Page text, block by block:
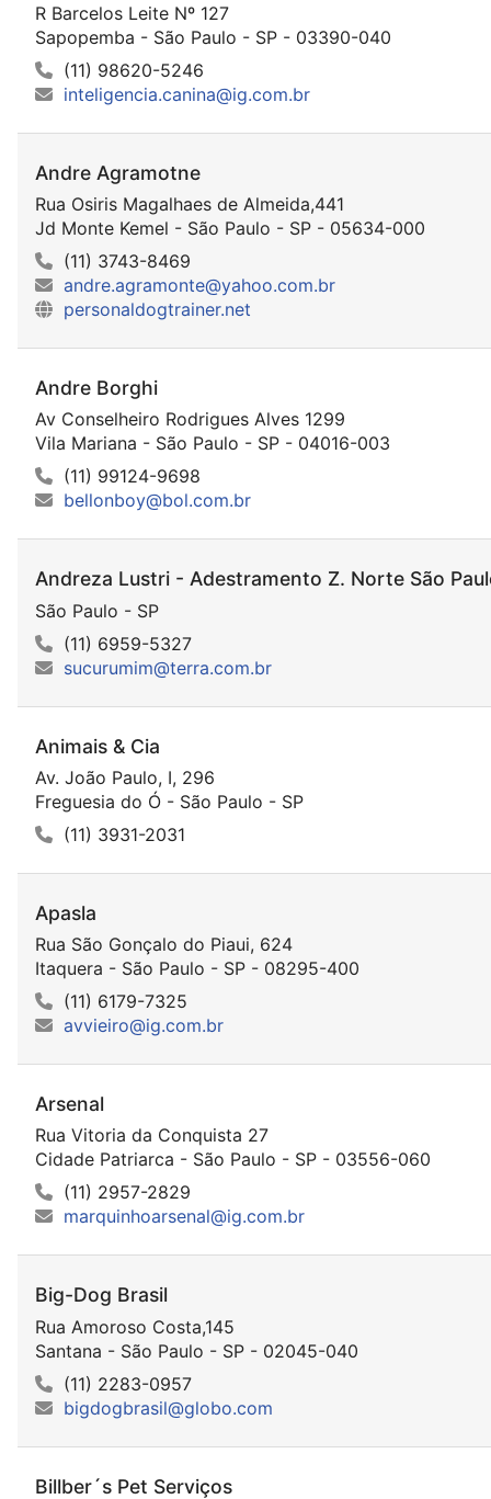
R Barcelos Leite Nº 127
Sapopemba - São Paulo - SP - 03390-040
(11) 98620-5246
inteligencia.canina@ig.com.br
Andre Agramotne
Rua Osiris Magalhaes de Almeida,441
Jd Monte Kemel - São Paulo - SP - 05634-000
(11) 3743-8469
andre.agramonte@yahoo.com.br
personaldogtrainer.net
Andre Borghi
Av Conselheiro Rodrigues Alves 1299
Vila Mariana - São Paulo - SP - 04016-003
(11) 99124-9698
bellonboy@bol.com.br
Andreza Lustri - Adestramento Z. Norte São
São Paulo - SP
(11) 6959-5327
sucurumim@terra.com.br
Animais & Cia
Av. João Paulo, I, 296
Freguesia do Ó - São Paulo - SP
(11) 3931-2031
Apasla
Rua São Gonçalo do Piaui, 624
Itaquera - São Paulo - SP - 08295-400
(11) 6179-7325
avvieiro@ig.com.br
Arsenal
Rua Vitoria da Conquista 27
Cidade Patriarca - São Paulo - SP - 03556-060
(11) 2957-2829
marquinhoarsenal@ig.com.br
Big-Dog Brasil
Rua Amoroso Costa,145
Santana - São Paulo - SP - 02045-040
(11) 2283-0957
bigdogbrasil@globo.com
Billber´s Pet Serviços